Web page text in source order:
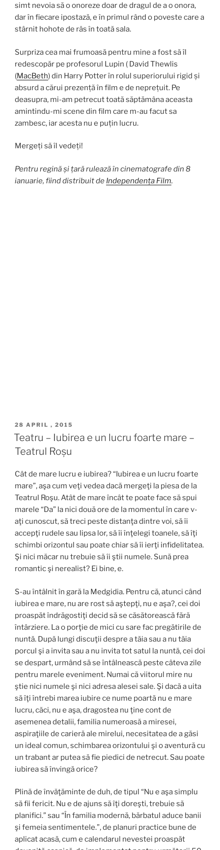
simt nevoia să o onoreze doar de dragul de a o onora,
dar în fiecare ipostază, e în primul rând o poveste care a
stârnit hohote de râs în toată sala.
Surpriza cea mai frumoasă pentru mine a fost să îl
redescopăr pe profesorul Lupin ( David Thewlis
(MacBeth) din Harry Potter în rolul superiorului rigid și
absurd a cărui prezență în film e de neprețuit. Pe
deasupra, mi-am petrecut toată săptămâna aceasta
amintindu-mi scene din film care m-au facut sa
zambesc, iar acesta nu e puțin lucru.
Mergeți să îl vedeți!
Pentru regină și țară rulează în cinematografe din 8
ianuarie, fiind distribuit de Independența Film.
POSTED
ON
28 APRIL , 2015
Teatru – Iubirea e un lucru foarte mare –
Teatrul Roșu
Cât de mare lucru e iubirea? “Iubirea e un lucru foarte
mare”, aşa cum veţi vedea dacă mergeţi la piesa de la
Teatrul Roşu. Atât de mare încât te poate face să spui
marele “Da” la nici două ore de la momentul în care v-
aţi cunoscut, să treci peste distanţa dintre voi, să îi
accepţi rudele sau lipsa lor, să îi înţelegi toanele, să îţi
schimbi orizontul sau poate chiar să îi ierţi infidelitatea.
Şi nici măcar nu trebuie să îi ştii numele. Sună prea
romantic şi nerealist? Ei bine, e.
S-au întâlnit în gară la Medgidia. Pentru că, atunci când
iubirea e mare, nu are rost să aştepţi, nu e aşa?, cei doi
proaspăt îndrăgostiţi decid să se căsătorească fără
întârziere. La o porţie de mici cu sare fac pregătirile de
nuntă. După lungi discuţii despre a tăia sau a nu tăia
porcul şi a invita sau a nu invita tot satul la nuntă, cei doi
se despart, urmând să se întâlnească peste câteva zile
pentru marele eveniment. Numai că viitorul mire nu
ştie nici numele şi nici adresa alesei sale. Şi dacă a uita
să îţi întrebi marea iubire ce nume poartă nu e mare
lucru, căci, nu e aşa, dragostea nu ţine cont de
asemenea detalii, familia numeroasă a miresei,
aspiraţiile de carieră ale mirelui, necesitatea de a găsi
un ideal comun, schimbarea orizontului şi o aventură cu
un trabant ar putea să fie piedici de netrecut. Sau poate
iubirea să învingă orice?
Plină de învăţăminte de duh, de tipul “Nu e aşa simplu
să fii fericit. Nu e de ajuns să îţi doreşti, trebuie să
planifici.” sau “În familia modernă, bărbatul aduce banii
şi femeia sentimentele.”, de planuri practice bune de
aplicat acasă, cum e calendarul nevestei proaspăt